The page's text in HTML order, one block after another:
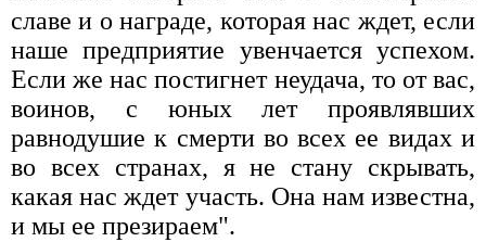
славе и о награде, которая нас ждет, если
наше предприятие увенчается успехом.
Если же нас постигнет неудача, то от вас,
воинов, с юных лет проявлявших
равнодушие к смерти во всех ее видах и
во всех странах, я не стану скрывать,
какая нас ждет участь. Она нам известна,
и мы ее презираем".